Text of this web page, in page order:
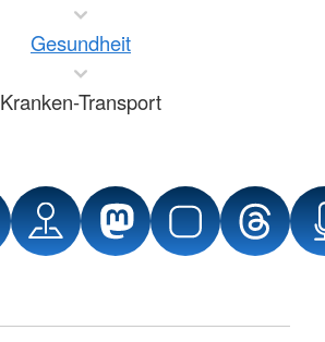
Gesundheit
Kranken-Transport